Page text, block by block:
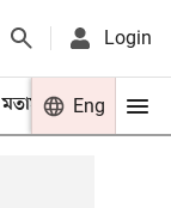
Login
মতামত খেলা
Eng